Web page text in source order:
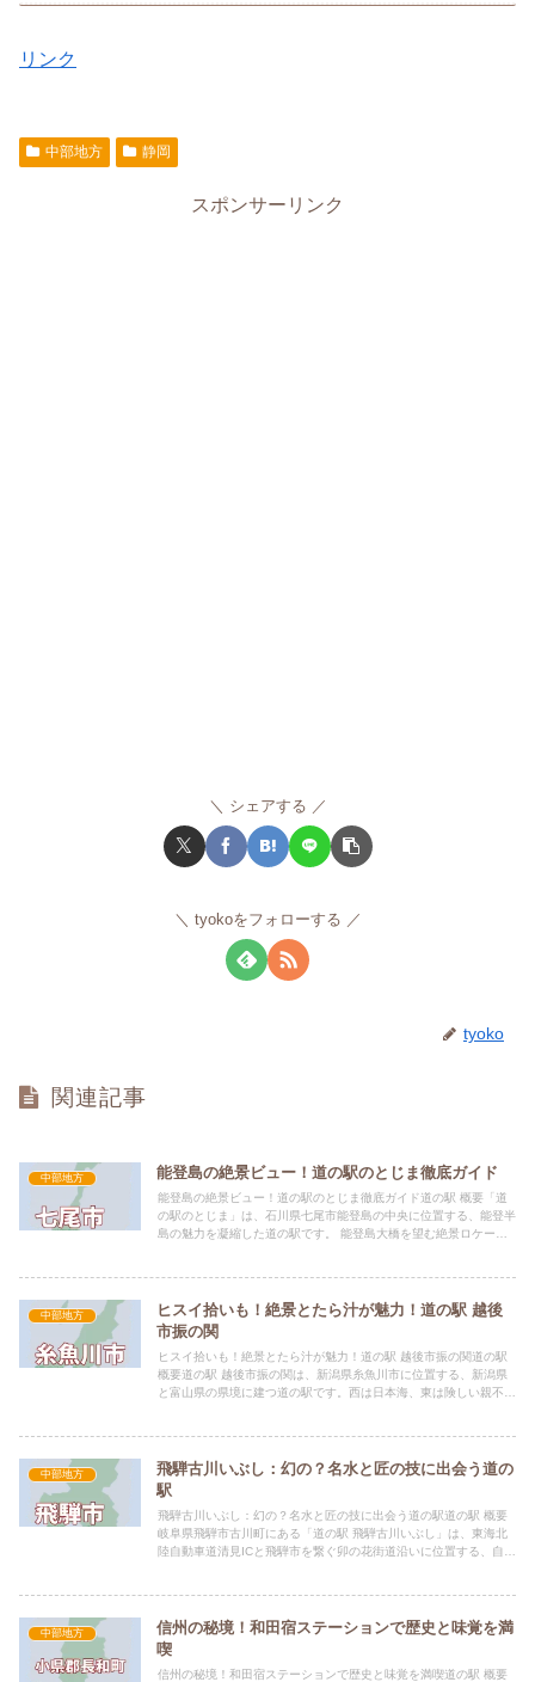
リンク
中部地方 静岡
スポンサーリンク
シェアする
tyokoをフォローする
tyoko
関連記事
中部地方 能登島の絶景ビュー！道の駅のとじま徹底ガイド
能登島の絶景ビュー！道の駅のとじま徹底ガイド道の駅 概要「道
の駅のとじま」は、石川県七尾市能登島の中央に位置する、能登半
島の魅力を凝縮した道の駅です。 能登島大橋を望む絶景ロケーシ
中部地方
ヒスイ拾いも！絶景とたら汁が魅力！道の駅 越後
市振の関
ヒスイ拾いも！絶景とたら汁が魅力！道の駅 越後市振の関道の駅
概要道の駅 越後市振の関は、新潟県糸魚川市に位置する、新潟県
と富山県の県境に建つ道の駅です。西は日本海、東は険しい親不
中部地方
飛騨古川いぶし：幻の？名水と匠の技に出会う道の
駅
飛騨古川いぶし：幻の？名水と匠の技に出会う道の駅道の駅 概要
岐阜県飛騨市古川町にある「道の駅 飛騨古川いぶし」は、東海北
陸自動車道清見ICと飛騨市を繋ぐ卯の花街道沿いに位置する、自然
中部地方
信州の秘境！和田宿ステーションで歴史と味覚を満
喫
信州の秘境！和田宿ステーションで歴史と味覚を満喫道の駅 概要